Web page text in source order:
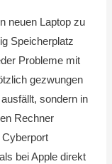
neuen Laptop zu
Speicherplatz
Probleme mit
gezwungen
sondern in
Rechner
Cyberport
bei Apple direkt